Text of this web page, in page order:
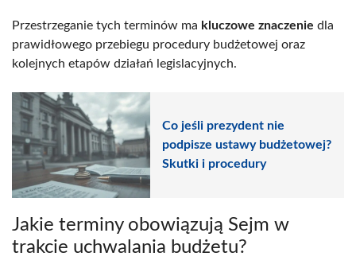
Przestrzeganie tych terminów ma kluczowe znaczenie dla
prawidłowego przebiegu procedury budżetowej oraz
kolejnych etapów działań legislacyjnych.
Co jeśli prezydent nie
podpisze ustawy budżetowej?
Skutki i procedury
Jakie terminy obowiązują Sejm w
trakcie uchwalania budżetu?